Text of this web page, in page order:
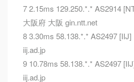
7 2.15ms 129.250.*.* AS2914
大阪府 大阪 gin.ntt.net
8 3.30ms 58.138.*.* AS2497
iij.ad.jp
9 10.78ms 58.138.*.* AS2497
iij.ad.jp